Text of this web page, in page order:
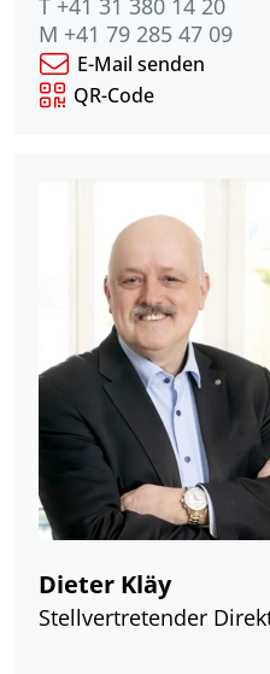
T +41 31 380 14 20
M +41 79 285 47 09
E-Mail senden
QR-Code
Dieter Kläy
Stellvertretender